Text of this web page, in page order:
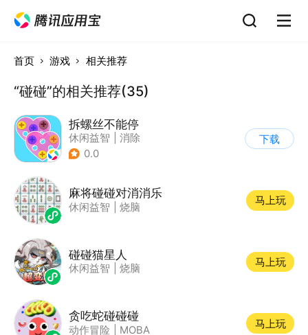
首页 游戏 相关推荐
“碰碰”的相关推荐(35)
拆螺丝不能停
休闲益智
消除
0.0
下载
麻将碰碰对消消乐
休闲益智 烧脑
马上玩
碰碰猫星人
休闲益智 烧脑
马上玩
贪吃蛇碰碰碰
动作冒险 MOBA
马上玩